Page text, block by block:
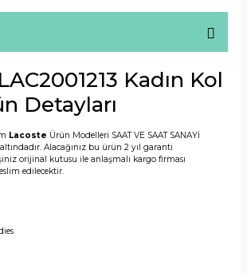
Kadın Kol
Detayları
Lacoste Ürün Modelleri SAAT VE SAAT SANAYİ
altındadır. Alacağınız bu ürün 2 yıl garanti
orijinal kutusu ile anlaşmalı kargo firması
edilecektir.